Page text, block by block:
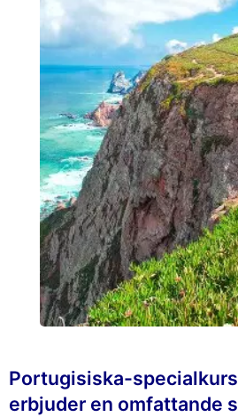
Portugisiska-
erbjuder en omfattande